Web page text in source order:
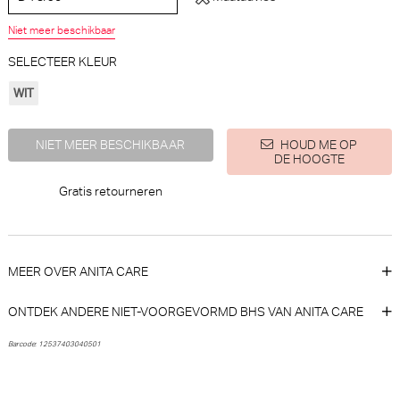
PrimaDonna PrimaDonna Twist
Niet meer beschikbaar
SELECTEER KLEUR
WIT
NIET MEER BESCHIKBAAR
HOUD ME OP
DE HOOGTE
Gratis retourneren
MEER OVER ANITA CARE
ONTDEK ANDERE NIET-VOORGEVORMD BHS VAN ANITA CARE
Barcode: 12537403040501